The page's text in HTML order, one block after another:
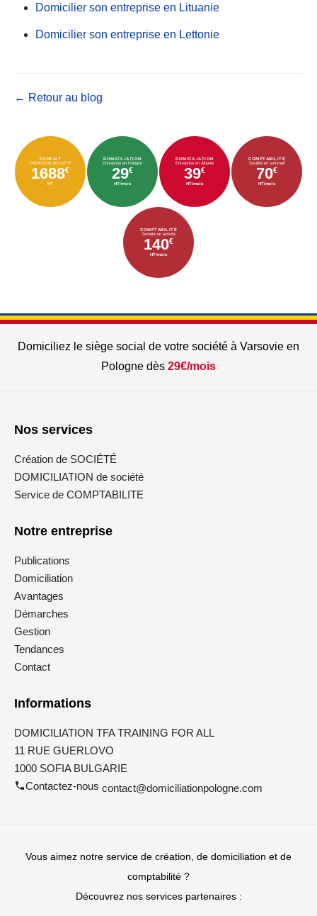
Domicilier son entreprise en Lituanie
Domicilier son entreprise en Lettonie
← Retour au blog
FORFAIT
CRÉATION SOCIÉTÉ
1688€
HT
DOMICILIATION
Entreprise en Pologne
29€
HT/mois
DOMICILIATION
Entreprise en Albanie
39€
HT/mois
COMPTABILITÉ
Société en sommeil
70€
HT/mois
COMPTABILITÉ
Société en activité
140€
HT/mois
Domiciliez le siège social de votre société à Varsovie en
Pologne dès 29€/mois
Nos services
Création de SOCIÉTÉ
DOMICILIATION de société
Service de COMPTABILITE
Notre entreprise
Publications
Domiciliation
Avantages
Démarches
Gestion
Tendances
Contact
Informations
DOMICILIATION TFA TRAINING FOR ALL
11 RUE GUERLOVO
1000 SOFIA BULGARIE
Contactez-nous contact@domiciliationpologne.com
Vous aimez notre service de création, de domiciliation et de
comptabilité ?
Découvrez nos services partenaires :